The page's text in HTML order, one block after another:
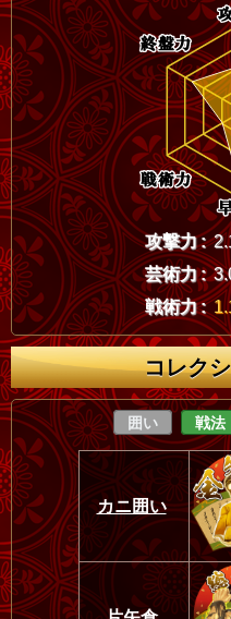
攻撃力 :
芸術力 :
戦術力 :
コレク
囲い 戦法
カニ囲い